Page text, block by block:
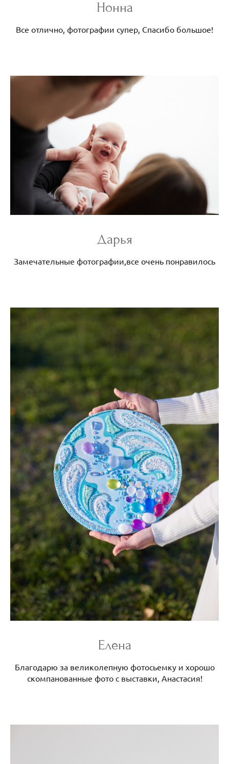
Нонна
Все отлично, фотографии супер, Спасибо большое!
Дарья
Замечательные фотографии,все очень понравилось
Елена
Благодарю за великолепную фотосьемку и хорошо
скомпанованные фото с выставки, Анастасия!